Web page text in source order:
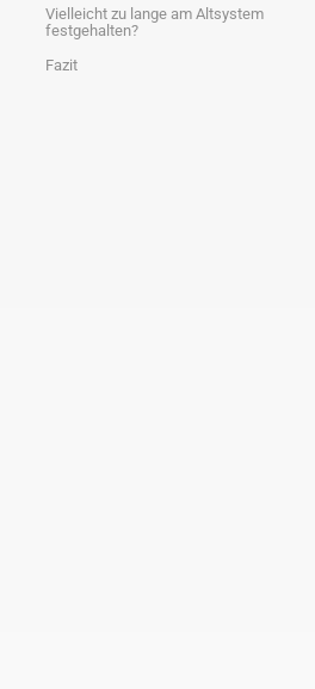
Vielleicht zu lange am Altsystem
festgehalten?
Fazit